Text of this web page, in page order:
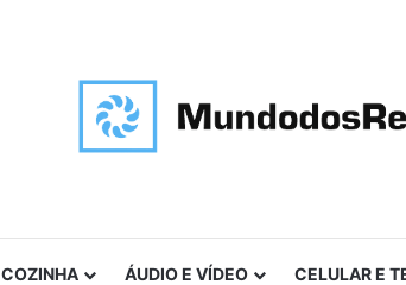
COZINHA ÁUDIO E VÍDEO CELULAR E